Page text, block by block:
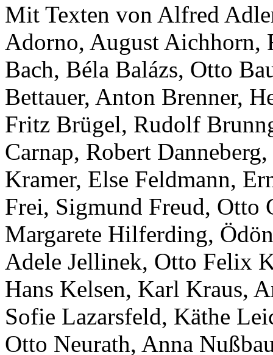
Mit Texten von Alfred
Adorno, August Aichhorn,
Bach, Béla Balázs, Otto
Bettauer, Anton Brenner,
Fritz Brügel, Rudolf
Carnap, Robert
Kramer, Else Feldmann,
Frei, Sigmund Freud, Otto
Margarete Hilferding,
Adele Jellinek, Otto Felix
Hans Kelsen, Karl Kraus,
Sofie Lazarsfeld, Käthe
Otto Neurath, Anna